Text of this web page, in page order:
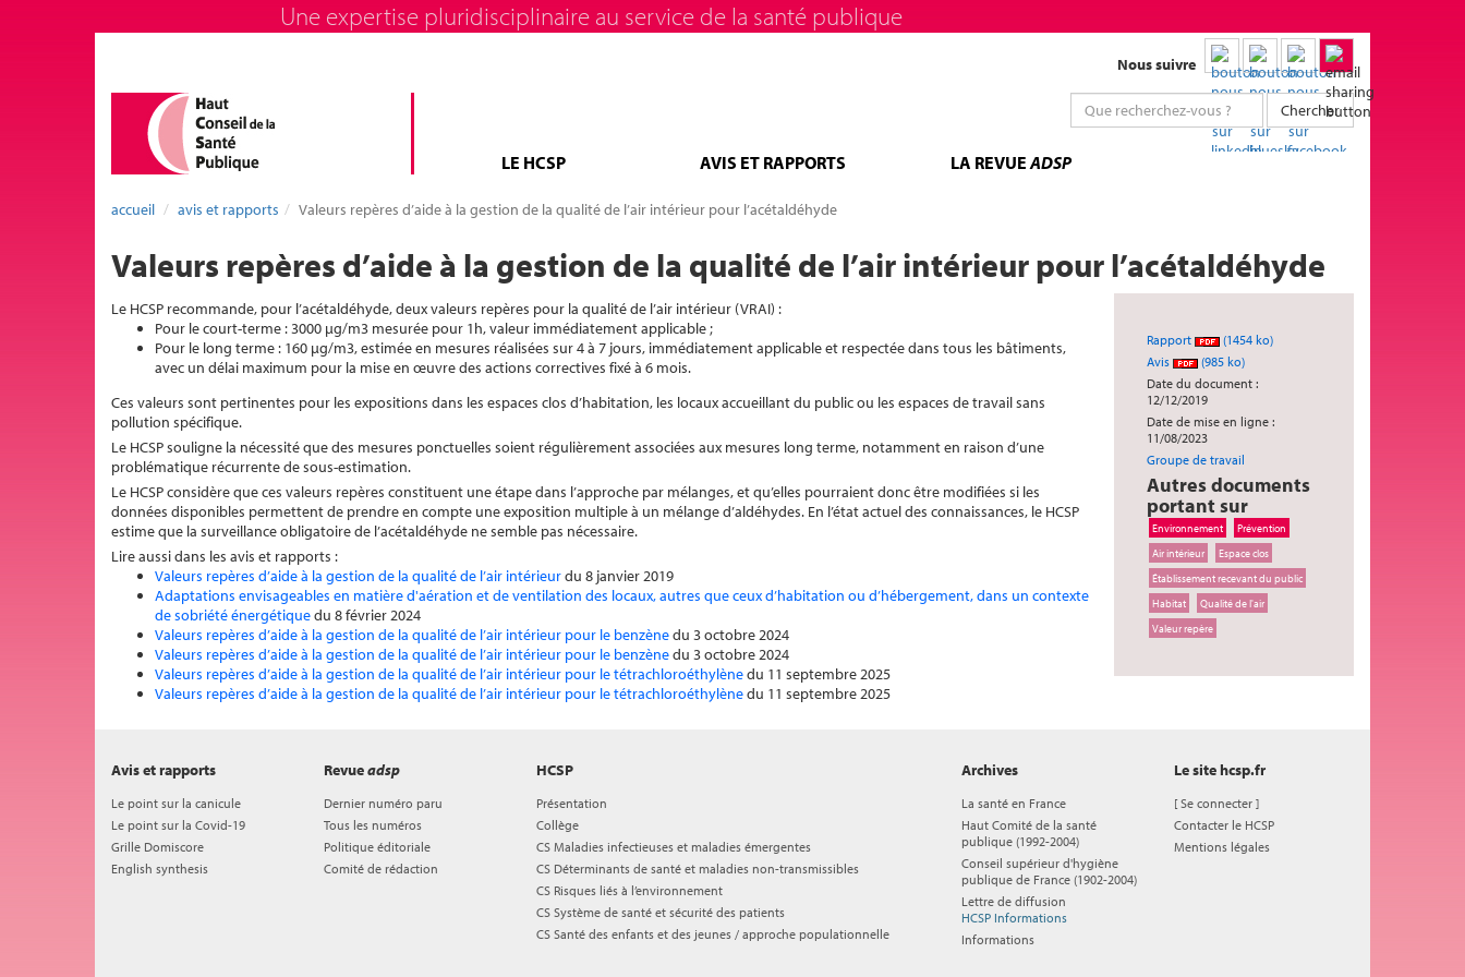
Une expertise pluridisciplinaire au service de la santé publique
Nous suivre
Chercher
LE HCSP AVIS ET RAPPORTS LA REVUEADSP
accueil avis et rapports Valeurs repères d’aide à la gestion de la qualité de l’air intérieur pour l’acétaldéhyde
Valeurs repères d’aide à la gestion de la qualité de l’air intérieur pour l’acétaldéhyde
Rapport
(1454 ko)
Avis
(985 ko)
Date du document :
12/12/2019
Date de mise en ligne :
11/08/2023
Groupe de travail
Autres documents
portant sur
Environnement
Prévention
Air intérieur
Espace clos
Établissement recevant du public
Habitat
Qualité de l'air
Valeur repère
Le HCSP recommande, pour l’acétaldéhyde, deux valeurs repères pour la qualité de l’air intérieur (VRAI) :
Pour le court-terme : 3000 µg/m3 mesurée pour 1h, valeur immédiatement applicable ;
Pour le long terme : 160 µg/m3, estimée en mesures réalisées sur 4 à 7 jours, immédiatement applicable et respectée dans tous les bâtiments,
avec un délai maximum pour la mise en œuvre des actions correctives fixé à 6 mois.
Ces valeurs sont pertinentes pour les expositions dans les espaces clos d’habitation, les locaux accueillant du public ou les espaces de travail sans
pollution spécifique.
Le HCSP souligne la nécessité que des mesures ponctuelles soient régulièrement associées aux mesures long terme, notamment en raison d’une
problématique récurrente de sous-estimation.
Le HCSP considère que ces valeurs repères constituent une étape dans l’approche par mélanges, et qu’elles pourraient donc être modifiées si les
données disponibles permettent de prendre en compte une exposition multiple à un mélange d’aldéhydes. En l’état actuel des connaissances, le HCSP
estime que la surveillance obligatoire de l’acétaldéhyde ne semble pas nécessaire.
Lire aussi dans les avis et rapports :
Valeurs repères d’aide à la gestion de la qualité de l’air intérieurdu 8 janvier 2019
Adaptations envisageables en matière d'aération et de ventilation des locaux, autres que ceux d’habitation ou d’hébergement, dans un contexte
de sobriété énergétiquedu 8 février 2024
Valeurs repères d’aide à la gestion de la qualité de l’air intérieur pour le benzènedu 3 octobre 2024
Valeurs repères d’aide à la gestion de la qualité de l’air intérieur pour le benzènedu 3 octobre 2024
Valeurs repères d’aide à la gestion de la qualité de l’air intérieur pour le tétrachloroéthylènedu 11 septembre 2025
Valeurs repères d’aide à la gestion de la qualité de l’air intérieur pour le tétrachloroéthylènedu 11 septembre 2025
HCSP
Présentation
Collège
CS Maladies infectieuses et maladies émergentes
CS Déterminants de santé et maladies non-transmissibles
CS Risques liés à l’environnement
CS Système de santé et sécurité des patients
CS Santé des enfants et des jeunes / approche populationnelle
Avis et rapports
Le point sur la canicule
Le point sur la Covid-19
Grille Domiscore
English synthesis
Revueadsp
Dernier numéro paru
Tous les numéros
Politique éditoriale
Comité de rédaction
Archives
La santé en France
Haut Comité de la santé
publique (1992-2004)
Conseil supérieur d'hygiène
publique de France (1902-2004)
Lettre de diffusion
HCSP Informations
Informations
Le site hcsp.fr
[Se connecter ]
Contacter le HCSP
Mentions légales